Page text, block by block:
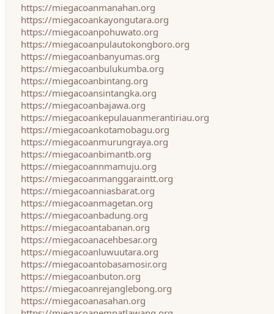
https://miegacoanmanahan.org
https://miegacoankayongutara.org
https://miegacoanpohuwato.org
https://miegacoanpulautokongboro.org
https://miegacoanbanyumas.org
https://miegacoanbulukumba.org
https://miegacoanbintang.org
https://miegacoansintangka.org
https://miegacoanbajawa.org
https://miegacoankepulauanmerantiriau.org
https://miegacoankotamobagu.org
https://miegacoanmurungraya.org
https://miegacoanbimantb.org
https://miegacoannmamuju.org
https://miegacoanmanggaraintt.org
https://miegacoanniasbarat.org
https://miegacoanmagetan.org
https://miegacoanbadung.org
https://miegacoantabanan.org
https://miegacoanacehbesar.org
https://miegacoanluwuutara.org
https://miegacoantobasamosir.org
https://miegacoanbuton.org
https://miegacoanrejanglebong.org
https://miegacoanasahan.org